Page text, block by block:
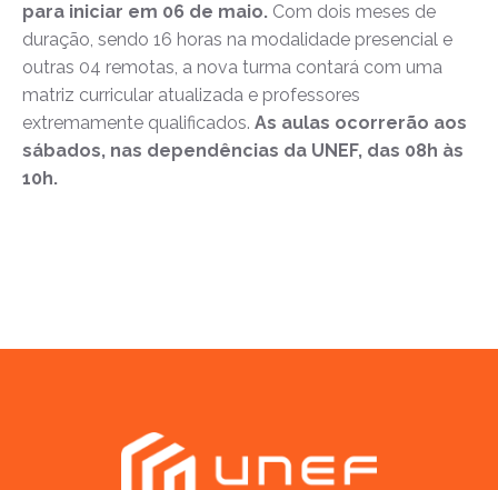
para iniciar em 06 de maio. Com dois meses de
duração, sendo 16 horas na modalidade presencial e
outras 04 remotas, a nova turma contará com uma
matriz curricular atualizada e professores
extremamente qualificados. As aulas ocorrerão aos
sábados, nas dependências da UNEF, das 08h às
10h.